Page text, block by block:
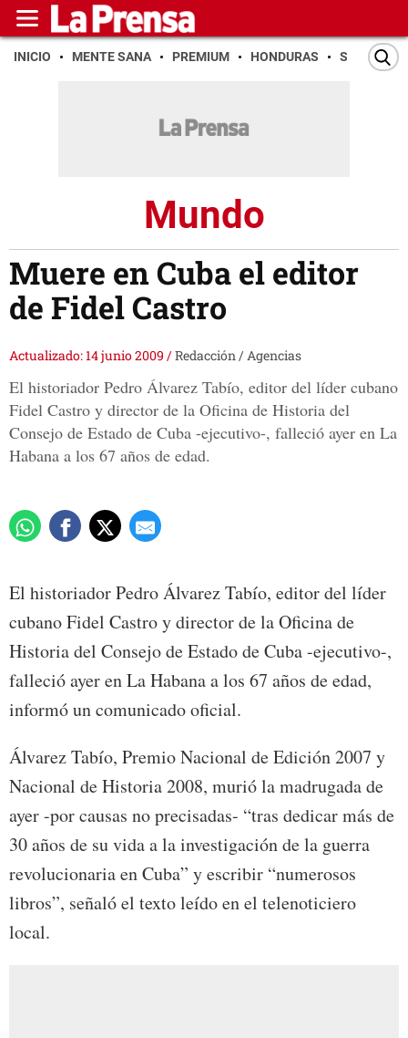
INICIO MENTE SANA PREMIUM HONDURAS SAN PEDRO
Mundo
Muere en Cuba el editor
de Fidel Castro
Actualizado: 14 junio 2009 /Redacción / Agencias
El historiador Pedro Álvarez Tabío, editor del líder cubano
Fidel Castro y director de la Oficina de Historia del
Consejo de Estado de Cuba -ejecutivo-, falleció ayer en La
Habana a los 67 años de edad.
El historiador Pedro Álvarez Tabío, editor del líder
cubano Fidel Castro y director de la Oficina de
Historia del Consejo de Estado de Cuba -ejecutivo-,
falleció ayer en La Habana a los 67 años de edad,
informó un comunicado oficial.
Álvarez Tabío, Premio Nacional de Edición 2007 y
Nacional de Historia 2008, murió la madrugada de
ayer -por causas no precisadas- “tras dedicar más de
30 años de su vida a la investigación de la guerra
revolucionaria en Cuba” y escribir “numerosos
libros”, señaló el texto leído en el telenoticiero
local.